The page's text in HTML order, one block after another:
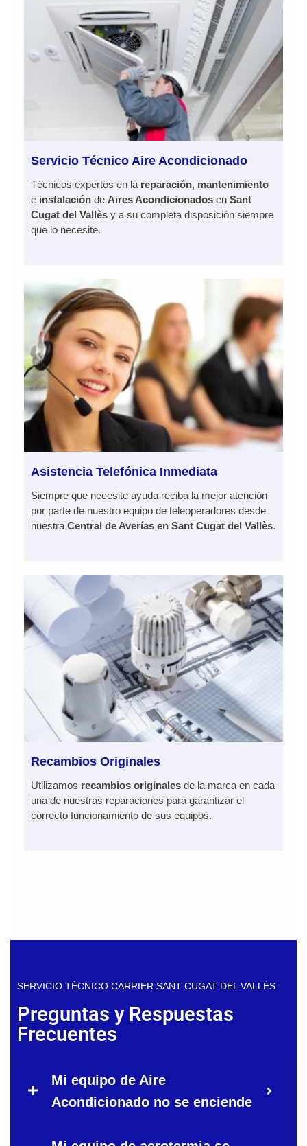
Servicio Técnico Aire Acondicionado
Técnicos expertos en la reparación, mantenimiento
e instalación de Aires Acondicionados en Sant
Cugat del Vallès y a su completa disposición siempre
que lo necesite.
Asistencia Telefónica Inmediata
Siempre que necesite ayuda reciba la mejor atención
por parte de nuestro equipo de teleoperadores desde
nuestra Central de Averías en Sant Cugat del Vallès.
Recambios Originales
Utilizamos recambios originales de la marca en cada
una de nuestras reparaciones para garantizar el
correcto funcionamiento de sus equipos.
SERVICIO TÉCNICO CARRIER SANT CUGAT DEL VALLÈS
Preguntas y Respuestas
Frecuentes
Mi equipo de Aire
Acondicionado no se enciende